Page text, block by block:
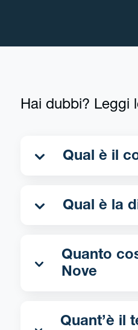
Hai dubbi? Leggi
Quanto
Nove
Quant’è il